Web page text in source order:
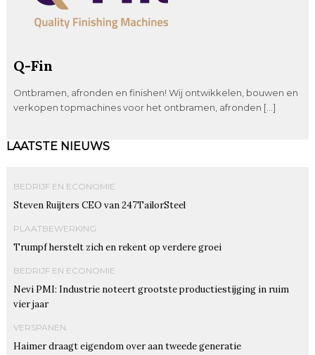
Q-Fin
Ontbramen, afronden en finishen! Wij ontwikkelen, bouwen en
verkopen topmachines voor het ontbramen, afronden […]
LAATSTE NIEUWS
BEDRIJF EN ECONOMIE
Steven Ruijters CEO van 247TailorSteel
PLAATBEWERKING
Trumpf herstelt zich en rekent op verdere groei
BEDRIJF EN ECONOMIE
Nevi PMI: Industrie noteert grootste productiestijging in ruim
vier jaar
VERSPANEN
Haimer draagt eigendom over aan tweede generatie